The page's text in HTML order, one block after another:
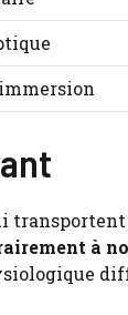
transportent
à